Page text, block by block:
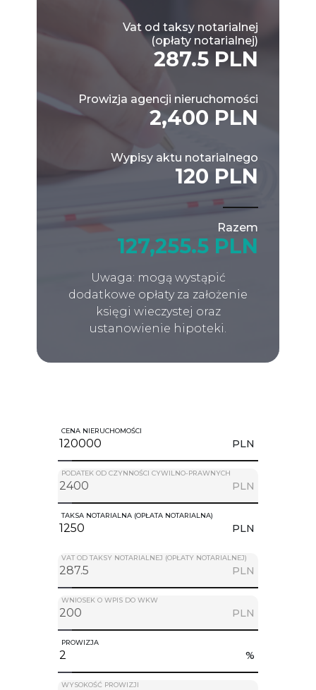
Vat od taksy notarialnej
(opłaty notarialnej)
287.5 PLN
Prowizja agencji nieruchomości
2,400 PLN
Wypisy aktu notarialnego
120 PLN
Razem
127,255.5 PLN
Uwaga: mogą wystąpić
dodatkowe opłaty za założenie
księgi wieczystej oraz
ustanowienie hipoteki.
CENA NIERUCHOMOŚCI
PLN
PODATEK OD CZYNNOŚCI CYWILNO-PRAWNYCH
PLN
TAKSA NOTARIALNA (OPŁATA NOTARIALNA)
PLN
VAT OD TAKSY NOTARIALNEJ (OPŁATY NOTARIALNEJ)
PLN
WNIOSEK O WPIS DO WKW
PLN
PROWIZJA
%
WYSOKOŚĆ PROWIZJI